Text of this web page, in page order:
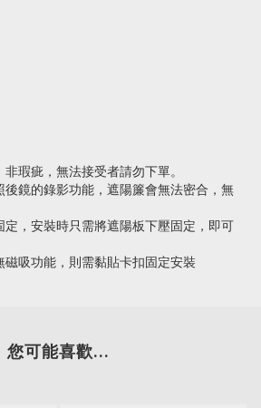
瑕疵，無法接受者請勿下單。
鏡的錄影功能，遮陽簾會無法密合，無
，安裝時只需將遮陽板下壓固定，即可
吸功能，則需黏貼卡扣固定安裝
您可能喜歡...